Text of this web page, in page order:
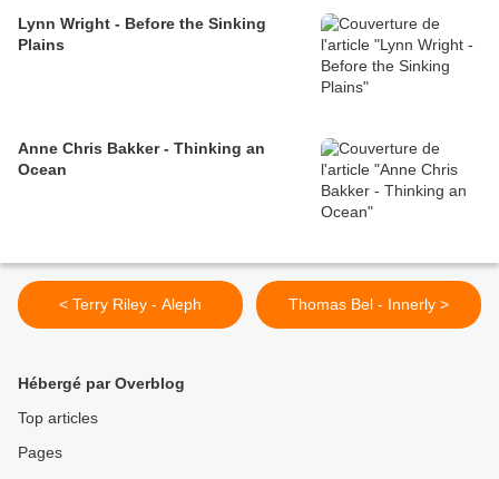
Lynn Wright - Before the Sinking
Plains
Anne Chris Bakker - Thinking an
Ocean
< Terry Riley - Aleph Thomas Bel - Innerly >
Hébergé par Overblog
Top articles
Pages